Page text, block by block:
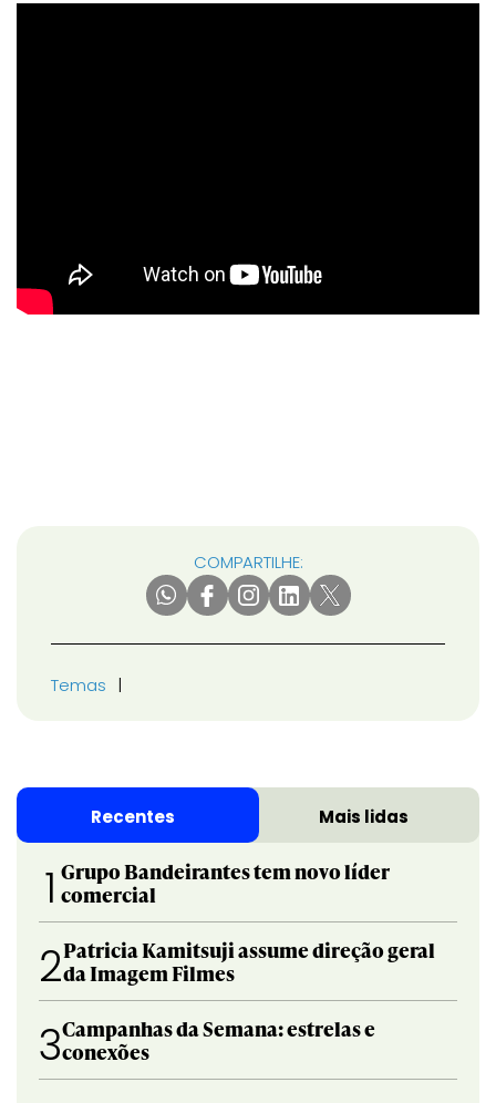
COMPARTILHE:
Temas
Recentes Mais lidas
1 Grupo Bandeirantes tem novo líder
comercial
2Patricia Kamitsuji assume direção geral
da Imagem Filmes
3Campanhas da Semana: estrelas e
conexões